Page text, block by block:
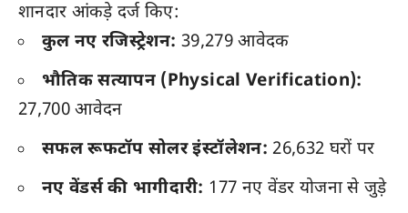
शानदार आंकड़े दर्ज किए:
कुल नए रजिस्ट्रेशन: 39,279 आवेदक
भौतिक सत्यापन (Physical Verification):
27,700 आवेदन
सफल रूफटॉप सोलर इंस्टॉलेशन: 26,632 घरों पर
नए वेंडर्स की भागीदारी: 177 नए वेंडर योजना से जुड़े